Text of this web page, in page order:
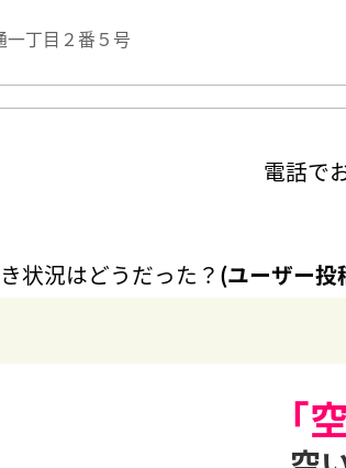
一丁目２番５号
電話で
状況はどうだった？ (ユーザー投
「